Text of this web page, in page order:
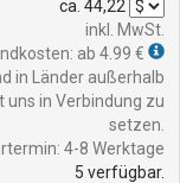
ca. 44,22
inkl. MwSt.
ab 4.99 €
in Länder außerhalb
uns in Verbindung zu
setzen.
4-8 Werktage
5 verfügbar.